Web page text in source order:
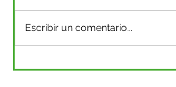
Escribir un comentario...